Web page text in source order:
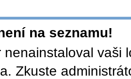
na seznamu!
nenainstaloval vaši
Zkuste